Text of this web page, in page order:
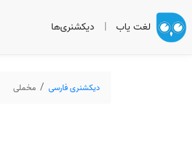
لغت یاب | دیکشنری‌ها
دیکشنری فارسی مخملی